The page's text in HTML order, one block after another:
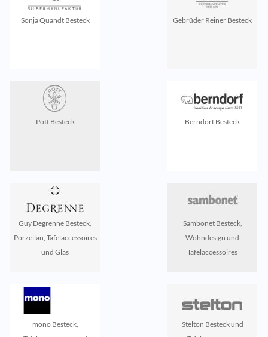
Sonja Quandt Besteck Gebrüder Reiner Besteck
Pott Besteck Berndorf Besteck
Guy Degrenne Besteck,
Porzellan, Tafelaccessoires
und Glas
Sambonet Besteck,
Wohndesign und
Tafelaccessoires
mono Besteck,
Stelton Besteck und